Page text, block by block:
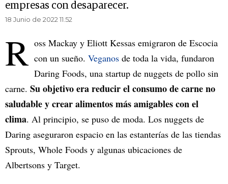
empresas con desaparecer.
18 Junio de 2022 11.52
R oss Mackay y Eliott Kessas emigraron de Escocia
con un sueño. Veganos de toda la vida, fundaron
Daring Foods, una startup de nuggets de pollo sin
carne. Su objetivo era reducir el consumo de carne no
saludable y crear alimentos más amigables con el
clima. Al principio, se puso de moda. Los nuggets de
Daring aseguraron espacio en las estanterías de las tiendas
Sprouts, Whole Foods y algunas ubicaciones de
Albertsons y Target.